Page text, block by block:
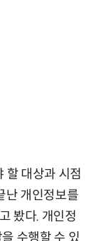
할 대상과 시점
난 개인정보를
봤다. 개인정
수행할 수 있